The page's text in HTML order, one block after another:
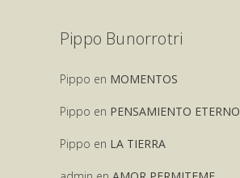
Pippo Bunorrotri
Pippo en MOMENTOS
Pippo en PENSAMIENTO ETERNO
Pippo en LA TIERRA